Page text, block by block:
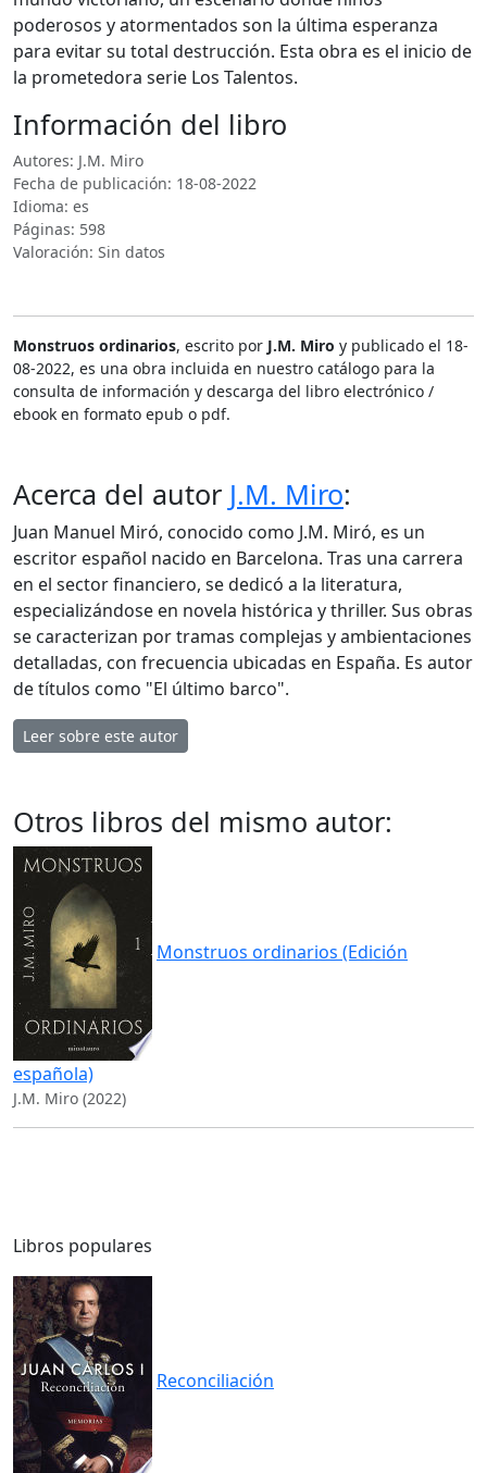
poderosos y atormentados son la última esperanza
para evitar su total destrucción. Esta obra es el inicio de
la prometedora serie Los Talentos.
Información del libro
Autores: J.M. Miro
Fecha de publicación: 18-08-2022
Idioma: es
Páginas: 598
Valoración: Sin datos
Monstruos ordinarios, escrito por J.M. Miro y publicado el 18-
08-2022, es una obra incluida en nuestro catálogo para la
consulta de información y descarga del libro electrónico /
ebook en formato epub o pdf.
Acerca del autor J.M. Miro:
Juan Manuel Miró, conocido como J.M. Miró, es un
escritor español nacido en Barcelona. Tras una carrera
en el sector financiero, se dedicó a la literatura,
especializándose en novela histórica y thriller. Sus obras
se caracterizan por tramas complejas y ambientaciones
detalladas, con frecuencia ubicadas en España. Es autor
de títulos como "El último barco".
Leer sobre este autor
Otros libros del mismo autor:
Monstruos ordinarios (Edición
española)
J.M. Miro (2022)
Libros populares
Reconciliación